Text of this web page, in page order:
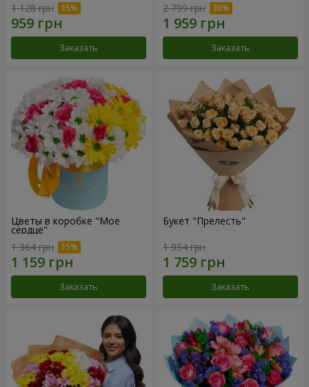
1 128 грн
Заказать
2 799 грн
Заказать
Цветы в коробке "Мое
сердце"
1 364 грн
Заказать
Букет "Прелесть"
1 954 грн
Заказать